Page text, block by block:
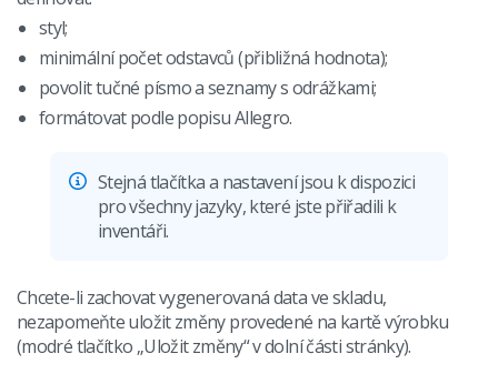
styl;
minimální počet odstavců (přibližná hodnota);
povolit tučné písmo a seznamy s odrážkami;
formátovat podle popisu Allegro.
Stejná tlačítka a nastavení jsou k dispozici
pro všechny jazyky, které jste přiřadili k
inventáři.
Chcete-li zachovat vygenerovaná data ve skladu,
nezapomeňte uložit změny provedené na kartě výrobku
(modré tlačítko „Uložit změny“ v dolní části stránky).